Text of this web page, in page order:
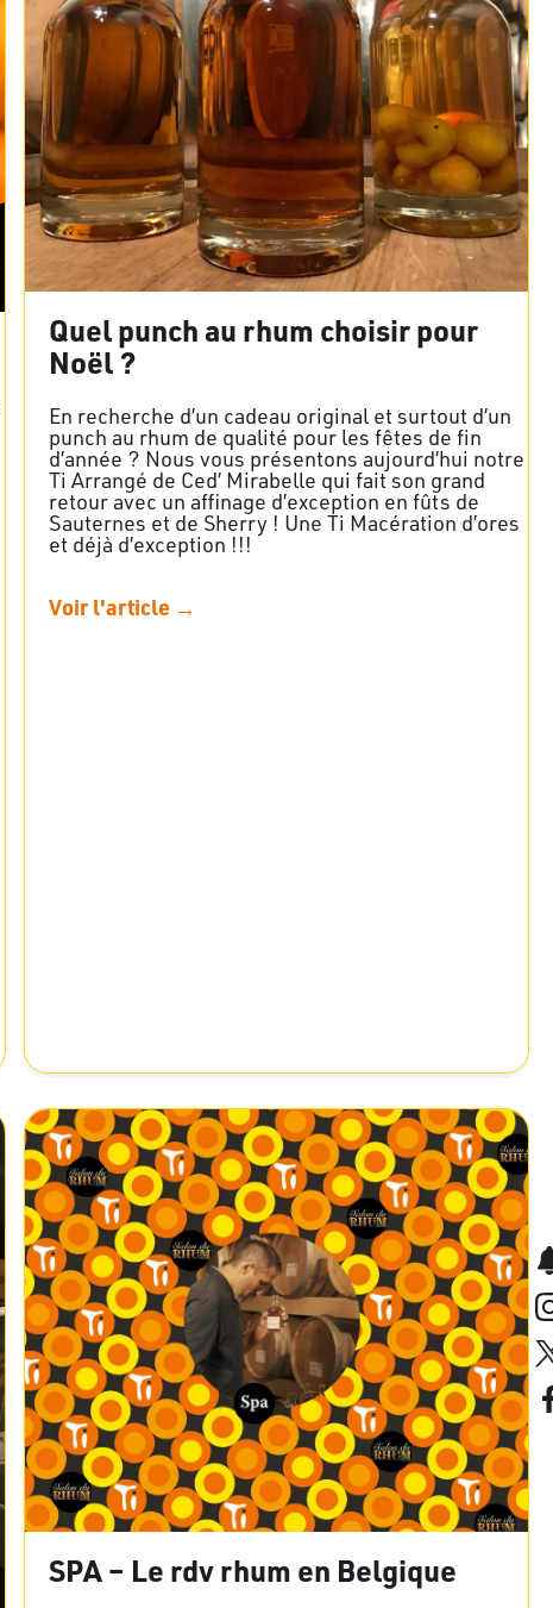
Quel punch au rhum choisir pour
Noël ?
En recherche d’un cadeau original et surtout d’un
punch au rhum de qualité pour les fêtes de fin
d’année ? Nous vous présentons aujourd’hui notre
Ti Arrangé de Ced’ Mirabelle qui fait son grand
retour avec un affinage d’exception en fûts de
Sauternes et de Sherry ! Une Ti Macération d’ores
et déjà d’exception !!!
Voir l'article →
SPA – Le rdv rhum en Belgique